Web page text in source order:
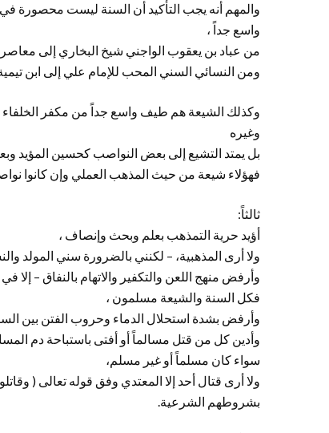
والمهم أنه يجب التأكيد أن السنة ليست محصورة
واسع جداً ،
من عباد بن يعقوب الواجني شيخ البخاري إلى
ومن النسائي السني المحب للإمام علي إلى ابن
وكذلك الشيعة هم طيف واسع جداً من مكفر
وغيره
بل يمتد التشيع إلى بعض النواصب كحسين المؤيد
فهؤلاء شيعة من حيث المذهب العملي وإن كانوا
ثالثاً:
أؤيد حرية التمذهب بعلم وبحث وإنصاف ،
ولا أرى المذهبية، – لكنني بالضرورة سني المولد
وأرفض منهج اللعن والتكفير والاتهام بالنفاق –
فكل السنة والشيعة مسلمون ،
وأرفض بشدة استحلال الدماء وحروب الفتن بين
وأدين كل من قتل مسالماً أو أفتى باستباحة دم
سواء كان مسلماً أو غير مسلم،
ولا أرى قتال أحد إلا المعتدي وفق قوله تعالى (
بشروطهم الشرعية.